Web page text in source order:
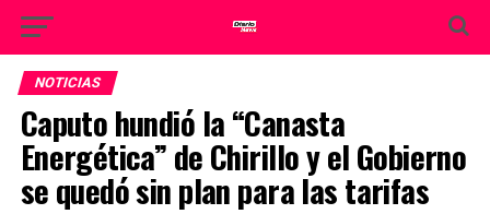
NOTICIAS
Caputo hundió la “Canasta
Energética” de Chirillo y el Gobierno
se quedó sin plan para las tarifas